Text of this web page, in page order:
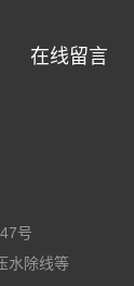
在线留言
号
水除线等